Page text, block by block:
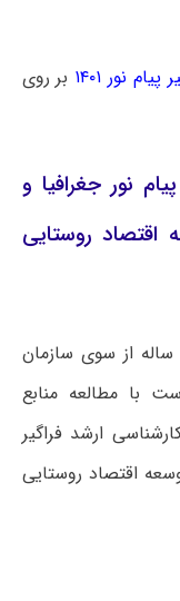
نور ۱۴۰۱
بر روی
نور جغرافیا و
اقتصاد روستایی
از سوی سازمان
با مطالعه منابع
ارشد فراگیر
اقتصاد روستایی